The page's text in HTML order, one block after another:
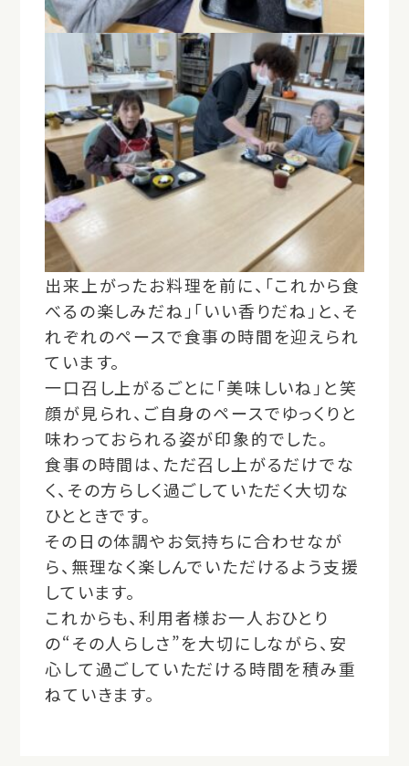
出来上がったお料理を前に、「これから食
べるの楽しみだね」「いい香りだね」と、そ
れぞれのペースで食事の時間を迎えられ
ています。
一口召し上がるごとに「美味しいね」と笑
顔が見られ、ご自身のペースでゆっくりと
味わっておられる姿が印象的でした。
食事の時間は、ただ召し上がるだけでな
く、その方らしく過ごしていただく大切な
ひとときです。
その日の体調やお気持ちに合わせなが
ら、無理なく楽しんでいただけるよう支援
しています。
これからも、利用者様お一人おひとり
の“その人らしさ”を大切にしながら、安
心して過ごしていただける時間を積み重
ねていきます。